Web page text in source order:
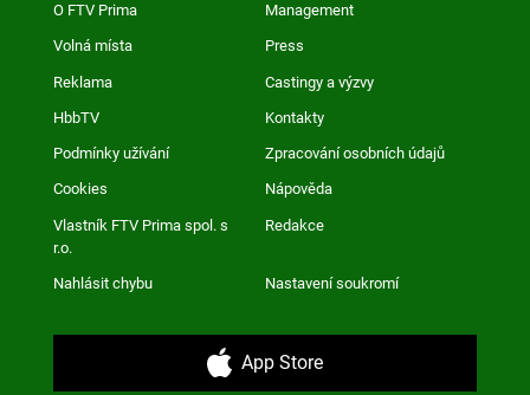
O FTV Prima Management
Volná místa Press
Reklama Castingy a výzvy
HbbTV Kontakty
Podmínky užívání Zpracování osobních údajů
Cookies Nápověda
Vlastník FTV Prima spol. s
r.o.
Redakce
Nahlásit chybu Nastavení soukromí
App Store